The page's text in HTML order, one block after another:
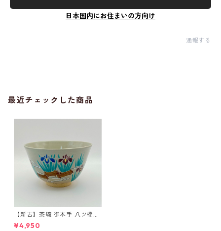
日本国内にお住まいの方向け
通報する
最近チェックした商品
【新古】茶碗 御本手 八ツ橋
中村華峰 紙箱入
¥4,950